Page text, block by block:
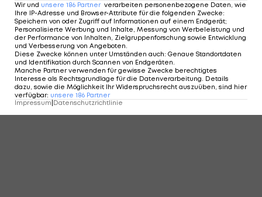
Alaba, Haaland und Co. - Diese Stars
fehlen bei der EURO
Fußball
Wir und unsere 186 Partner verarbeiten personenbezogene Daten, wie
Ihre IP-Adresse und Browser-Attribute für die folgenden Zwecke:
Speichern von oder Zugriff auf Informationen auf einem Endgerät;
Personalisierte Werbung und Inhalte, Messung von Werbeleistung und
der Performance von Inhalten, Zielgruppenforschung sowie Entwicklung
und Verbesserung von Angeboten.
Diese Zwecke können unter Umständen auch: Genaue Standortdaten
und Identifikation durch Scannen von Endgeräten.
Manche Partner verwenden für gewisse Zwecke berechtigtes
Interesse als Rechtsgrundlage für die Datenverarbeitung. Details
dazu, sowie die Möglichkeit Ihr Widerspruchsrecht auszuüben, sind hier
verfügbar: unsere 186 Partner
Impressum Datenschutzrichtlinie